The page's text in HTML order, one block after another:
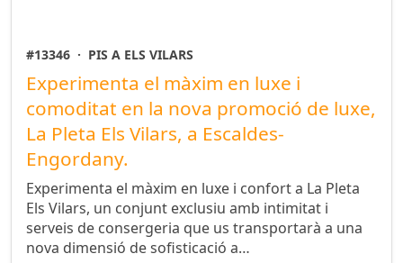
#13346 · PIS A ELS VILARS
Experimenta el màxim en luxe i
comoditat en la nova promoció de luxe,
La Pleta Els Vilars, a Escaldes-
Engordany.
Experimenta el màxim en luxe i confort a La Pleta
Els Vilars, un conjunt exclusiu amb intimitat i
serveis de consergeria que us transportarà a una
nova dimensió de sofisticació a…